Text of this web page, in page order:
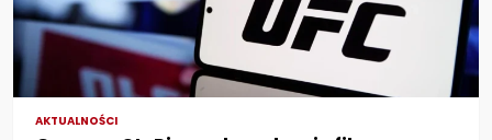
AKTUALNOŚCI